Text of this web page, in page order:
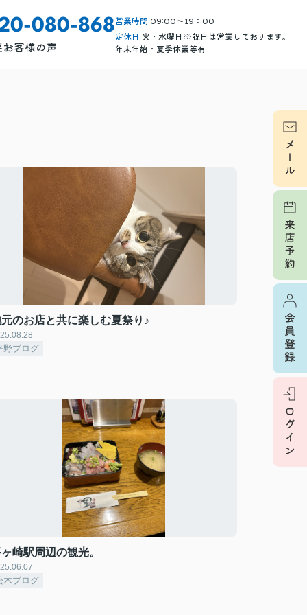
080-868
お客様の声
営業時間 09:00～19：00
定休日 火・水曜日※祝日は営業しております。
年末年始・夏季休業等有
のお店と共に楽しむ夏祭り♪
野ブログ
崎駅周辺の観光。
木ブログ